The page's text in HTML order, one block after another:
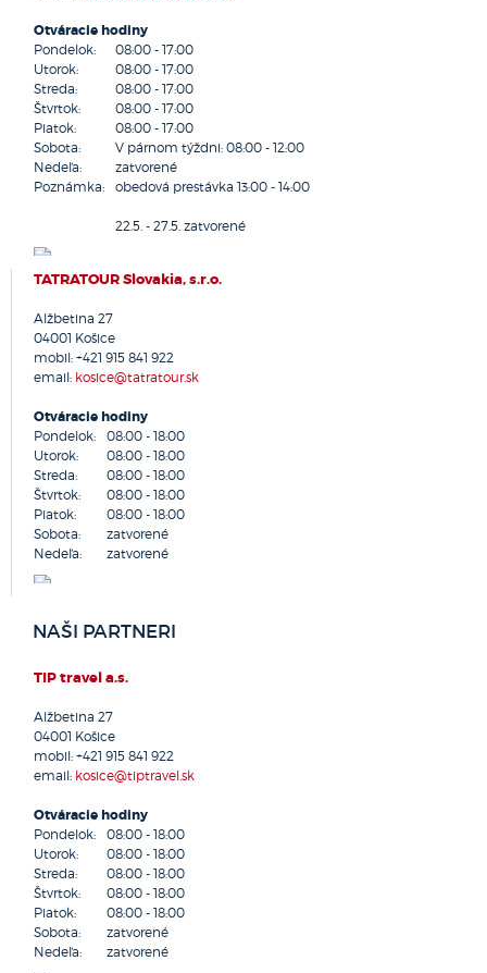
Holíč
Hriňová
Humenné
Chocholná - Velčice
Kežmarok
Kolárovo
Komárno
Košice
Kremnica
Kurima
Kysucké Nové Mesto
Lednické Rovne
Levice
Levoča
Lipany
Liptovská Osada
Liptovský Mikuláš
Lučenec
Malinovo
Medzilaborce
Moldava nad Bodvou
Myjava
Námestovo
Nitrianske Pravno
Nová Baňa
Nová Dubnica
Nováky
Nové Mesto nad Váhom
Nové Zámky
Otváracie hodiny
Pondelok:
08:00 - 17:00
Utorok:
08:00 - 17:00
Streda:
08:00 - 17:00
Štvrtok:
08:00 - 17:00
Piatok:
08:00 - 17:00
Sobota:
V párnom týždni: 08:00 - 12:00
Nedeľa:
zatvorené
Poznámka:
obedová prestávka 13:00 - 14:00
22.5. - 27.5. zatvorené
TATRATOUR Slovakia, s.r.o.
Alžbetina 27
04001 Košice
mobil: +421 915 841 922
email: kosice@tatratour.sk
Otváracie hodiny
Pondelok:
08:00 - 18:00
Utorok:
08:00 - 18:00
Streda:
08:00 - 18:00
Štvrtok:
08:00 - 18:00
Piatok:
08:00 - 18:00
Sobota:
zatvorené
Nedeľa:
zatvorené
NAŠI PARTNERI
TIP travel a.s.
Alžbetina 27
04001 Košice
mobil: +421 915 841 922
email: kosice@tiptravel.sk
Otváracie hodiny
Pondelok:
08:00 - 18:00
Utorok:
08:00 - 18:00
Streda:
08:00 - 18:00
Štvrtok:
08:00 - 18:00
Piatok:
08:00 - 18:00
Sobota:
zatvorené
Nedeľa:
zatvorené